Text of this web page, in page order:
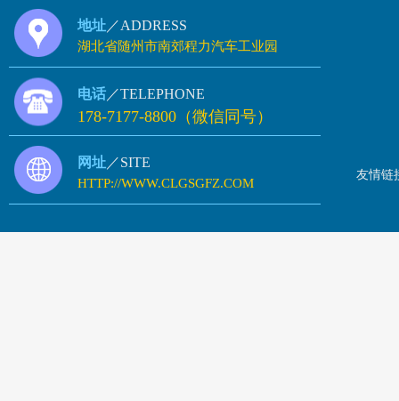
地址 ／ADDRESS
湖北省随州市南郊程力汽车工业园
电话 ／TELEPHONE
178-7177-8800（微信同号）
网址 ／SITE
HTTP://WWW.CLGSGFZ.COM
友情链